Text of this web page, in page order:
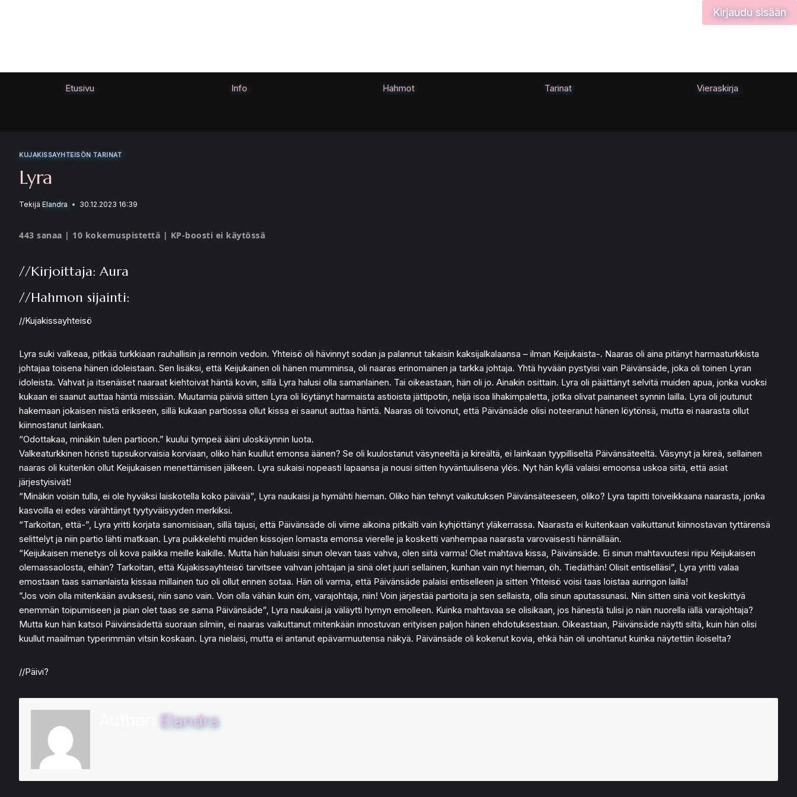
Kirjaudu sisään
Etusivu Info Hahmot Tarinat Vieraskirja
KUJAKISSAYHTEISÖN TARINAT
Lyra
Tekijä Elandra 30.12.2023 16:39
443 sanaa | 10 kokemuspistettä | KP-boosti ei käytössä
//Kirjoittaja: Aura
//Hahmon sijainti:
//Kujakissayhteisö
Lyra suki valkeaa, pitkää turkkiaan rauhallisin ja rennoin vedoin. Yhteisö oli hävinnyt sodan ja palannut takaisin kaksijalkalaansa – ilman Keijukaista-. Naaras oli aina pitänyt harmaaturkkista
johtajaa toisena hänen idoleistaan. Sen lisäksi, että Keijukainen oli hänen mumminsa, oli naaras erinomainen ja tarkka johtaja. Yhtä hyvään pystyisi vain Päivänsäde, joka oli toinen Lyran
idoleista. Vahvat ja itsenäiset naaraat kiehtoivat häntä kovin, sillä Lyra halusi olla samanlainen. Tai oikeastaan, hän oli jo. Ainakin osittain. Lyra oli päättänyt selvitä muiden apua, jonka vuoksi
kukaan ei saanut auttaa häntä missään. Muutamia päiviä sitten Lyra oli löytänyt harmaista astioista jättipotin, neljä isoa lihakimpaletta, jotka olivat painaneet synnin lailla. Lyra oli joutunut
hakemaan jokaisen niistä erikseen, sillä kukaan partiossa ollut kissa ei saanut auttaa häntä. Naaras oli toivonut, että Päivänsäde olisi noteeranut hänen löytönsä, mutta ei naarasta ollut
kiinnostanut lainkaan.
“Odottakaa, minäkin tulen partioon.” kuului tympeä ääni uloskäynnin luota.
Valkeaturkkinen höristi tupsukorvaisia korviaan, oliko hän kuullut emonsa äänen? Se oli kuulostanut väsyneeltä ja kireältä, ei lainkaan tyypilliseltä Päivänsäteeltä. Väsynyt ja kireä, sellainen
naaras oli kuitenkin ollut Keijukaisen menettämisen jälkeen. Lyra sukaisi nopeasti lapaansa ja nousi sitten hyväntuulisena ylös. Nyt hän kyllä valaisi emoonsa uskoa siitä, että asiat
järjestyisivät!
“Minäkin voisin tulla, ei ole hyväksi laiskotella koko päivää”, Lyra naukaisi ja hymähti hieman. Oliko hän tehnyt vaikutuksen Päivänsäteeseen, oliko? Lyra tapitti toiveikkaana naarasta, jonka
kasvoilla ei edes värähtänyt tyytyväisyyden merkiksi.
“Tarkoitan, että-”, Lyra yritti korjata sanomisiaan, sillä tajusi, että Päivänsäde oli viime aikoina pitkälti vain kyhjöttänyt yläkerrassa. Naarasta ei kuitenkaan vaikuttanut kiinnostavan tyttärensä
selittelyt ja niin partio lähti matkaan. Lyra puikkelehti muiden kissojen lomasta emonsa vierelle ja kosketti vanhempaa naarasta varovaisesti hännällään.
“Keijukaisen menetys oli kova paikka meille kaikille. Mutta hän haluaisi sinun olevan taas vahva, olen siitä varma! Olet mahtava kissa, Päivänsäde. Ei sinun mahtavuutesi riipu Keijukaisen
olemassaolosta, eihän? Tarkoitan, että Kujakissayhteisö tarvitsee vahvan johtajan ja sinä olet juuri sellainen, kunhan vain nyt hieman, öh. Tiedäthän! Olisit entiselläsi”, Lyra yritti valaa
emostaan taas samanlaista kissaa millainen tuo oli ollut ennen sotaa. Hän oli varma, että Päivänsäde palaisi entiselleen ja sitten Yhteisö voisi taas loistaa auringon lailla!
”Jos voin olla mitenkään avuksesi, niin sano vain. Voin olla vähän kuin öm, varajohtaja, niin! Voin järjestää partioita ja sen sellaista, olla sinun aputassunasi. Niin sitten sinä voit keskittyä
enemmän toipumiseen ja pian olet taas se sama Päivänsäde”, Lyra naukaisi ja väläytti hymyn emolleen. Kuinka mahtavaa se olisikaan, jos hänestä tulisi jo näin nuorella iällä varajohtaja?
Mutta kun hän katsoi Päivänsädettä suoraan silmiin, ei naaras vaikuttanut mitenkään innostuvan erityisen paljon hänen ehdotuksestaan. Oikeastaan, Päivänsäde näytti siltä, kuin hän olisi
kuullut maailman typerimmän vitsin koskaan. Lyra nielaisi, mutta ei antanut epävarmuutensa näkyä. Päivänsäde oli kokenut kovia, ehkä hän oli unohtanut kuinka näytettiin iloiselta?
//Päivi?
Elandra